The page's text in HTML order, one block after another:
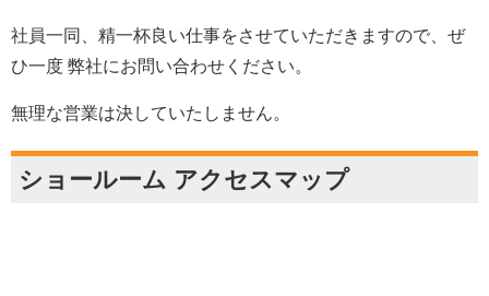
社員一同、精一杯良い仕事をさせていただきますので、ぜ
ひ一度 弊社にお問い合わせください。
無理な営業は決していたしません。
ショールーム アクセスマップ